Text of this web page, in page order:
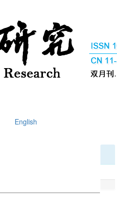
English